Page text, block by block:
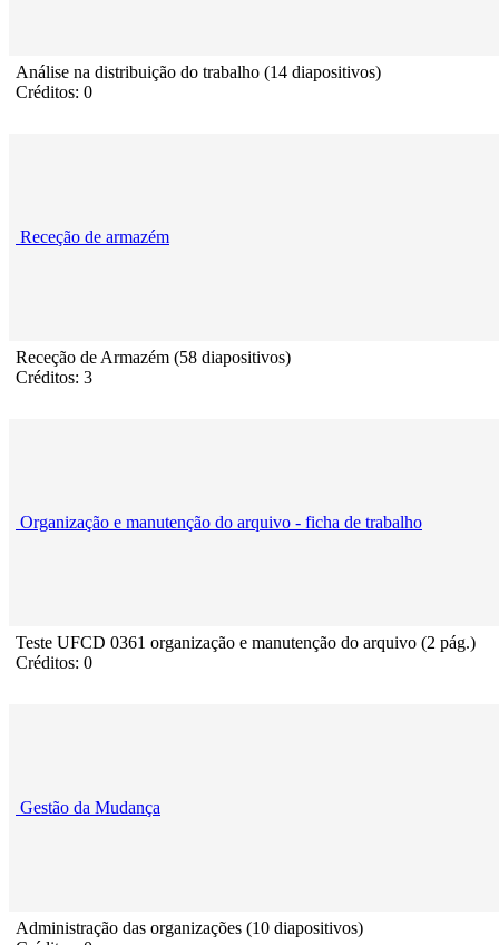
Análise na distribuição do trabalho (14 diapositivos)
Créditos: 0
Receção de armazém
Receção de Armazém (58 diapositivos)
Créditos: 3
Organização e manutenção do arquivo - ficha de trabalho
Teste UFCD 0361 organização e manutenção do arquivo (2 pág.)
Créditos: 0
Gestão da Mudança
Administração das organizações (10 diapositivos)